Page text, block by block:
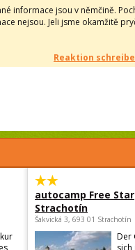
informace jsou v němčině.
nejsou. Jeli jsme okamžitě
Reaktion
autocamp Free Star
Strachotín
Šakvická 3, 693 01 Strachotín
Der